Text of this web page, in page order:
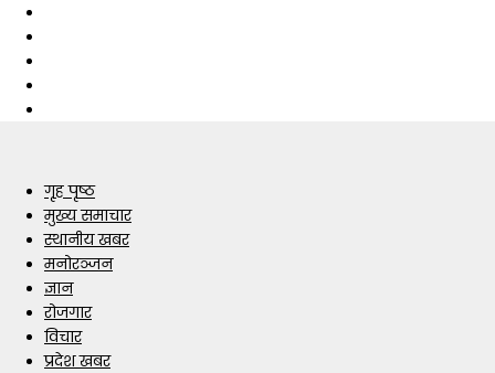
गृह पृष्ठ
मुख्य समाचार
स्थानीय खबर
मनोरञ्जन
ज्ञान
रोजगार
विचार
प्रदेश खबर